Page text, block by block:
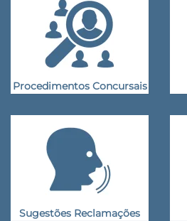
Procedimentos Concursais
Sugestões Reclamações